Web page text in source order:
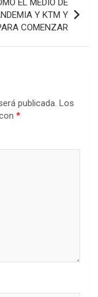
EL MEDIO DE
Y KTM Y
COMENZAR
publicada. Los
*